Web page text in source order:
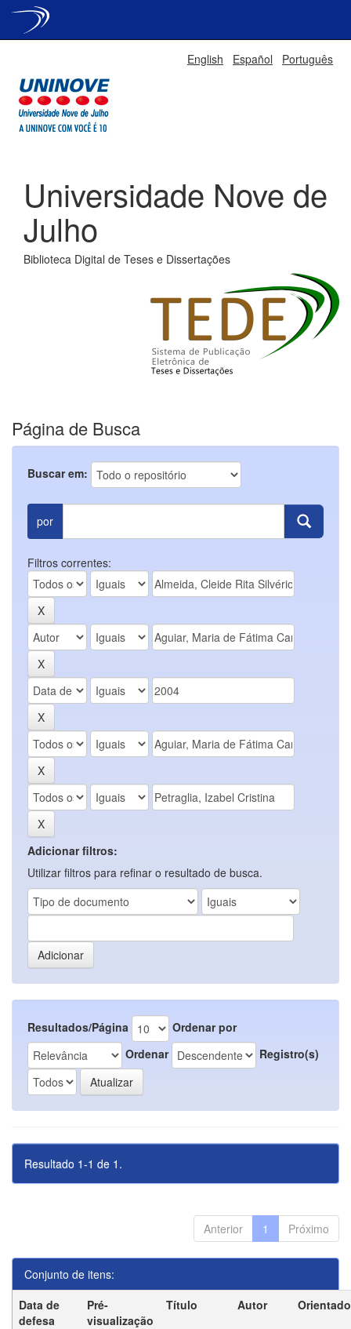
English Español Português
Universidade Nove de
Julho
Biblioteca Digital de Teses e Dissertações
Página de Busca
Buscar em:
por
Filtros correntes:
Adicionar filtros:
Utilizar filtros para refinar o resultado de busca.
Resultados/Página
Ordenar por
Ordenar
Registro(s)
Resultado 1-1 de 1.
Anterior 1 Próximo
Conjunto de itens:
Data de
defesa
Pré-
visualização
Título Autor